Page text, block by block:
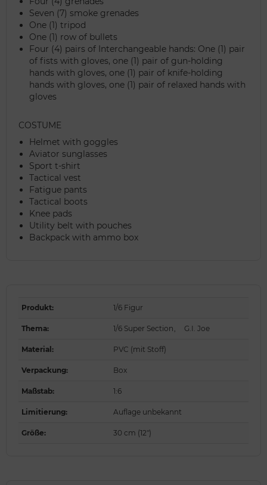
Seven (7) smoke grenades
One (1) tripod
One (1) row of bullets
Four (4) pairs of Interchangeable hands: One (1) pair
of fists with gloves, one (1) pair of gun-holding
hands with gloves, one (1) pair of knife-holding
hands with gloves, one (1) pair of relaxed hands with
gloves
COSTUME
Helmet with goggles
Aviator sunglasses
Sport t-shirt
Tactical vest
Fatigue pants
Tactical boots
Knee pads
Utility belt with pouches
Backpack with ammo box
Produkt: 1/6 Figur
Thema: 1/6 Super Section G.I. Joe
Material: PVC (mit Stoff)
Verpackung: Box
Maßstab: 1:6
Limitierung: Auflage unbekannt
Größe: 30 cm (12")